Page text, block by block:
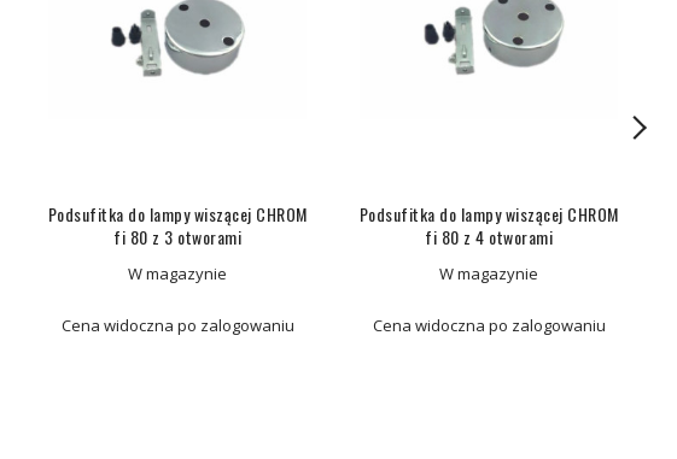
Podsufitka do lampy wiszącej CHROM
fi 80 z 3 otworami
W magazynie
Cena widoczna po zalogowaniu
Podsufitka do lampy wiszącej CHROM
fi 80 z 4 otworami
W magazynie
Cena widoczna po zalogowaniu